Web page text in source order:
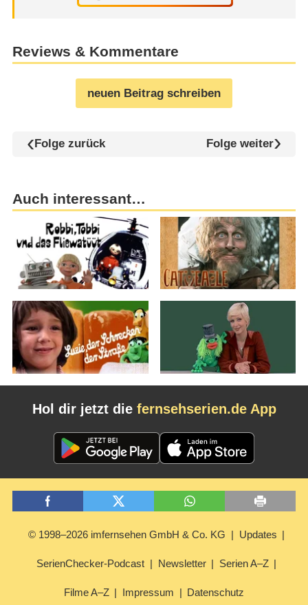
Reviews & Kommentare
neuen Beitrag schreiben
Folge zurück Folge weiter
Auch interessant…
Hol dir jetzt die fernsehserien.de App
© 1998–2026 imfernsehen GmbH & Co. KG Updates
SerienChecker-Podcast Newsletter Serien A–Z
Filme A–Z Impressum Datenschutz